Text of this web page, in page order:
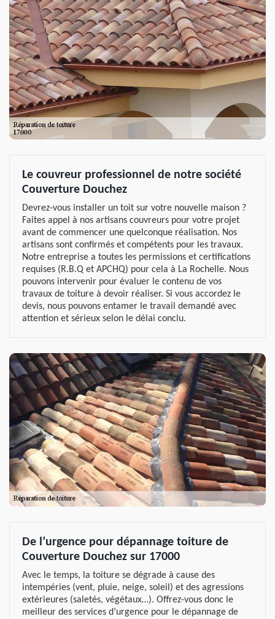
Le couvreur professionnel de notre société
Couverture Douchez
Devrez-vous installer un toit sur votre nouvelle maison ?
Faites appel à nos artisans couvreurs pour votre projet
avant de commencer une quelconque réalisation. Nos
artisans sont confirmés et compétents pour les travaux.
Notre entreprise a toutes les permissions et certifications
requises (R.B.Q et APCHQ) pour cela à La Rochelle. Nous
pouvons intervenir pour évaluer le contenu de vos
travaux de toiture à devoir réaliser. Si vous accordez le
devis, nous pouvons entamer le travail demandé avec
attention et sérieux selon le délai conclu.
De l’urgence pour dépannage toiture de
Couverture Douchez sur 17000
Avec le temps, la toiture se dégrade à cause des
intempéries (vent, pluie, neige, soleil) et des agressions
extérieures (saletés, végétaux…). Offrez-vous donc le
meilleur des services d’urgence pour le dépannage de